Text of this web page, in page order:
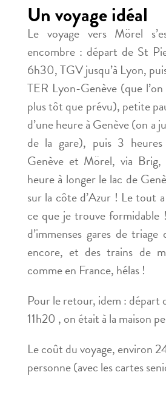
Un voyage idéal
Le voyage vers Mörel
encombre : départ de St
6h30, TGV jusqu’à Lyon,
TER Lyon-Genève (que
plus tôt que prévu), petite
d’une heure à Genève (on a
de la gare), puis 3
Genève et Mörel, via Brig,
heure à longer le lac de
sur la côte d’Azur ! Le tout
ce que je trouve formidable
d’immenses gares de
encore, et des trains de
comme en France, hélas !
Pour le retour, idem : départ
11h20 , on était à la maison
Le coût du voyage, environ
personne (avec les cartes